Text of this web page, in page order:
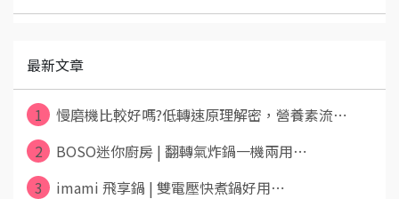
最新文章
1
慢磨機比較好嗎?低轉速原理解密，營養素流⋯
2
BOSO迷你廚房 | 翻轉氣炸鍋一機兩用⋯
3
imami 飛享鍋 | 雙電壓快煮鍋好用⋯